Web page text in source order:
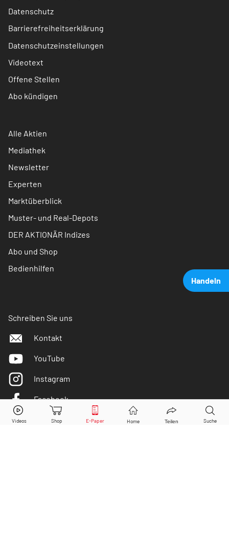
Handeln
Volkswagen St.Aktie jetzt handeln?
Datenschutz
Barrierefreiheitserklärung
Datenschutzeinstellungen
Videotext
Offene Stellen
Abo kündigen
Alle Aktien
Mediathek
Newsletter
Experten
Marktüberblick
Muster- und Real-Depots
DER AKTIONÄR Indizes
Abo und Shop
Bedienhilfen
Schreiben Sie uns
Kontakt
YouTube
Instagram
Facebook
Twitter